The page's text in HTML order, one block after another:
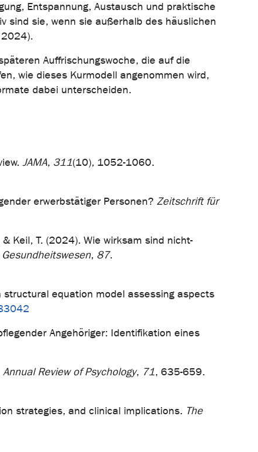
Entspannung, Austausch und praktische
sind sie, wenn sie außerhalb des häuslichen
2024).
Auffrischungswoche, die auf die
wie dieses Kurmodell angenommen wird,
dabei unterscheiden.
JAMA, 311(10), 1052-1060.
erwerbstätiger Personen? Zeitschrift für
& Keil, T. (2024). Wie wirksam sind nicht-
Gesundheitswesen, 87.
equation model assessing aspects
Angehöriger: Identifikation eines
Annual Review of Psychology, 71, 635-659.
strategies, and clinical implications. The